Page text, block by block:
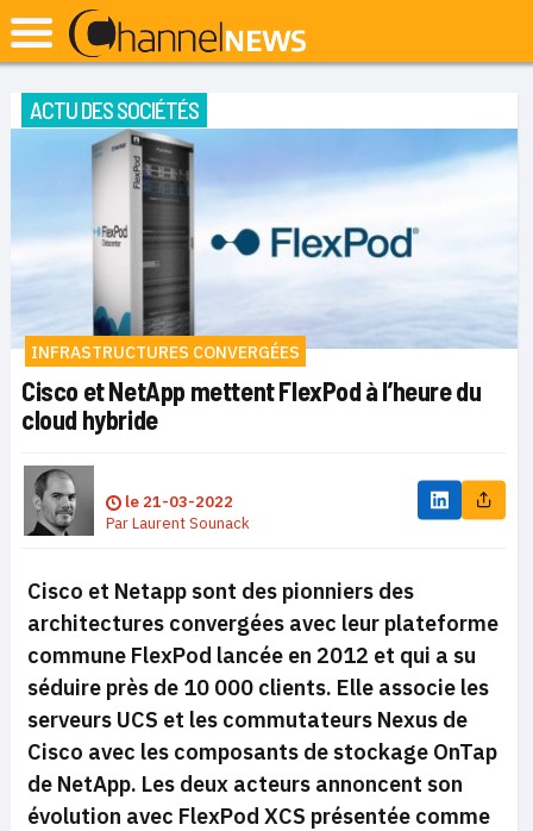
ACTU DES SOCIÉTÉS
INFRASTRUCTURES CONVERGÉES
Cisco et NetApp mettent FlexPod à l’heure du
cloud hybride
le 21-03-2022
ParLaurent Sounack
Cisco et Netapp sont des pionniers des
architectures convergées avec leur plateforme
commune FlexPod lancée en 2012 et qui a su
séduire près de 10 000 clients. Elle associe les
serveurs UCS et les commutateurs Nexus de
Cisco avec les composants de stockage OnTap
de NetApp. Les deux acteurs annoncent son
évolution avec FlexPod XCS présentée comme